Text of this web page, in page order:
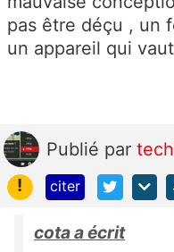
pas être déçu , un
un appareil qui
Publié par
!
citer
cota a écrit